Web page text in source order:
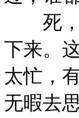
死，
下来。
太忙，
无暇去